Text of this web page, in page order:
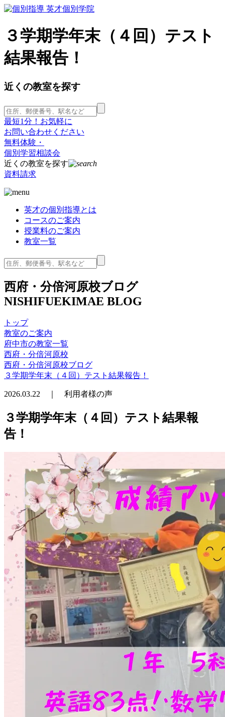
３学期学年末（４回）テスト
結果報告！
近くの教室を探す
最短1分！お気軽に
お問い合わせください
無料体験・
個別学習相談会
近くの教室を探す
資料請求
英才の個別指導とは
コースのご案内
授業料のご案内
教室一覧
西府・分倍河原校ブログ
NISHIFUEKIMAE BLOG
トップ
教室のご案内
府中市の教室一覧
西府・分倍河原校
西府・分倍河原校ブログ
３学期学年末（４回）テスト結果報告！
2026.03.22 ｜ 利用者様の声
３学期学年末（４回）テスト結果報
告！